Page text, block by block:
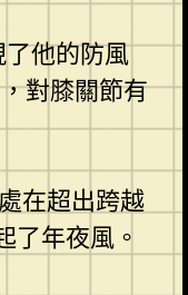
他的防風
對膝關節有
在超出跨越
了年夜風。